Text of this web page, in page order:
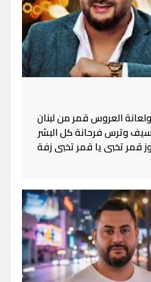
ولعانة العروس قمر من لبنان
وترس فرحانة كل البشر
تخبى يا قمر تخبى زفة